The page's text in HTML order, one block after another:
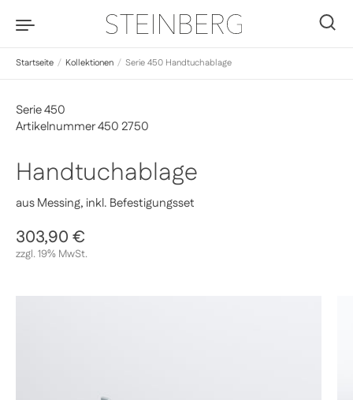
Startseite / Kollektionen / Serie 450 Handtuchablage
Handtuchablage
aus Messing, inkl. Befestigungsset
Serie 450
Artikelnummer 450 2750
Regulärer Preis
303,90 €
zzgl. 19% MwSt.